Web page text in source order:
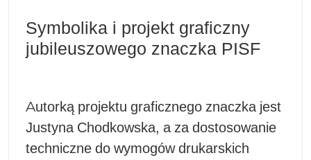
Symbolika i projekt graficzny
jubileuszowego znaczka PISF
Autorką projektu graficznego znaczka jest
Justyna Chodkowska, a za dostosowanie
techniczne do wymogów drukarskich